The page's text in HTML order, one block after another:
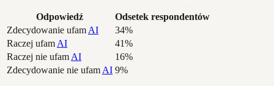
Odpowiedź
Odsetek respondentów
Zdecydowanie ufam AI
34%
Raczej ufam AI
41%
Raczej nie ufam AI
16%
Zdecydowanie nie ufam AI 9%